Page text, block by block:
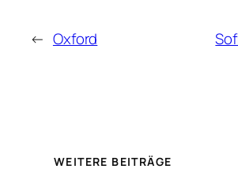
← Oxford
WEITERE BEITRÄGE